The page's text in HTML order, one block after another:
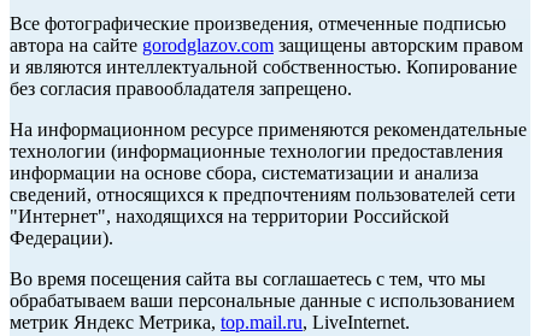
Все фотографические произведения, отмеченные подписью
автора на сайте gorodglazov.com защищены авторским правом
и являются интеллектуальной собственностью. Копирование
без согласия правообладателя запрещено.
На информационном ресурсе применяются рекомендательные
технологии (информационные технологии предоставления
информации на основе сбора, систематизации и анализа
сведений, относящихся к предпочтениям пользователей сети
"Интернет", находящихся на территории Российской
Федерации).
Во время посещения сайта вы соглашаетесь с тем, что мы
обрабатываем ваши персональные данные с использованием
метрик Яндекс Метрика, top.mail.ru, LiveInternet.